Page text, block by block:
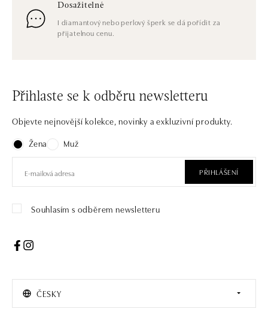
Dosažitelné
I diamantový nebo perlový šperk se dá pořídit za
přijatelnou cenu.
Přihlaste se k odběru newsletteru
Objevte nejnovější kolekce, novinky a exkluzivní produkty.
Žena
Muž
PŘIHLÁŠENÍ
Souhlasím s odběrem newsletteru
ČESKY